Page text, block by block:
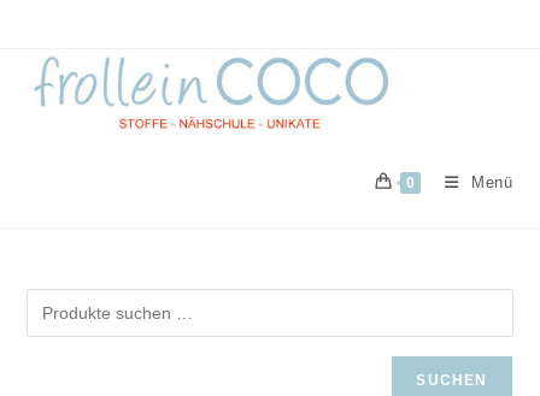
springen
0 Menü
SUCHEN